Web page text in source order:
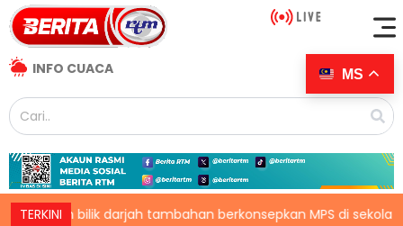
INFO CUACA
TERKINI
bilik darjah tambahan berkonsepkan MPS di sekolah
MS